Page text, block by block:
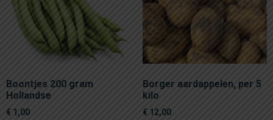
Boontjes 200 gram
Hollandse
€ 1,00
Borger aardappelen, per 5
kilo
€ 12,00